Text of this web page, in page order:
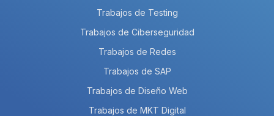
Trabajos de Testing
Trabajos de Ciberseguridad
Trabajos de Redes
Trabajos de SAP
Trabajos de Diseño Web
Trabajos de MKT Digital